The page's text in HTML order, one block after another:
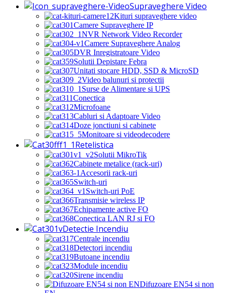
Supraveghere Video
Kituri supraveghere video
Camere Supraveghere IP
NVR Network Video Recorder
Camere Supraveghere Analog
DVR Inregistratoare Video
Solutii Depistare Febra
Unitati stocare HDD, SSD & MicroSD
Video balunuri si protectii
Surse de Alimentare si UPS
Conectica
Microfoane
Cabluri si Adaptoare Video
Doze jonctiuni si cabinete
Monitoare si videodecodere
Retelistica
Solutii MikroTik
Cabinete metalice (rack-uri)
Accesorii rack-uri
Switch-uri
Switch-uri PoE
Transmisie wireless IP
Echipamente active FO
Conectica LAN RJ si FO
Detectie Incendiu
Centrale incendiu
Detectori incendiu
Butoane incendiu
Module incendiu
Sirene incendiu
Difuzoare EN54 si non